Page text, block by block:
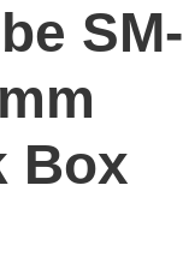
SM-
Box